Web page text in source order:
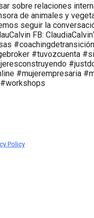
sobre relaciones
de animales y
seguir la
FB:
#tuvozcuenta
#mujerempresaria
Policy